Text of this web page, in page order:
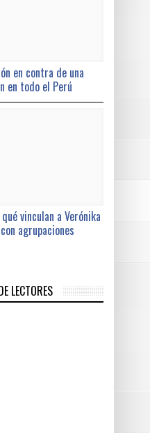
en contra de una
en todo el Perú
qué vinculan a Verónika
agrupaciones
LECTORES